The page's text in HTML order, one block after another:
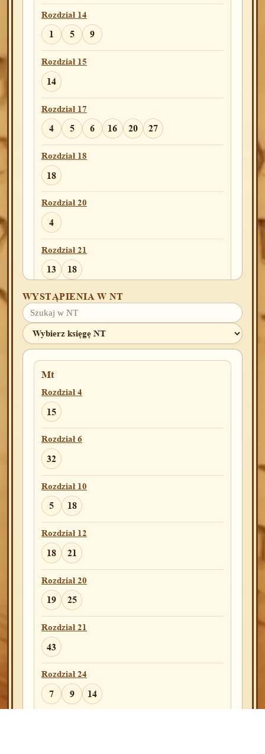
Rozdział 14
1 5 9
Rozdział 15
14
Rozdział 17
4 5 6 16 20 27
Rozdział 18
18
Rozdział 20
4
Rozdział 21
13 18
Rozdział 22
18
Rozdział 25
16 23
Rozdział 26
4
Rozdział 27
29
Rozdział 28
3
Rozdział 35
11
Rozdział 36
40
Rozdział 46
3
Rozdział 48
4 19
WYSTĄPIENIA W NT
Mt
Rozdział 4
15
Rozdział 6
32
Rozdział 10
5 18
Rozdział 12
18 21
Rozdział 20
19 25
Rozdział 21
43
Rozdział 24
7 9 14